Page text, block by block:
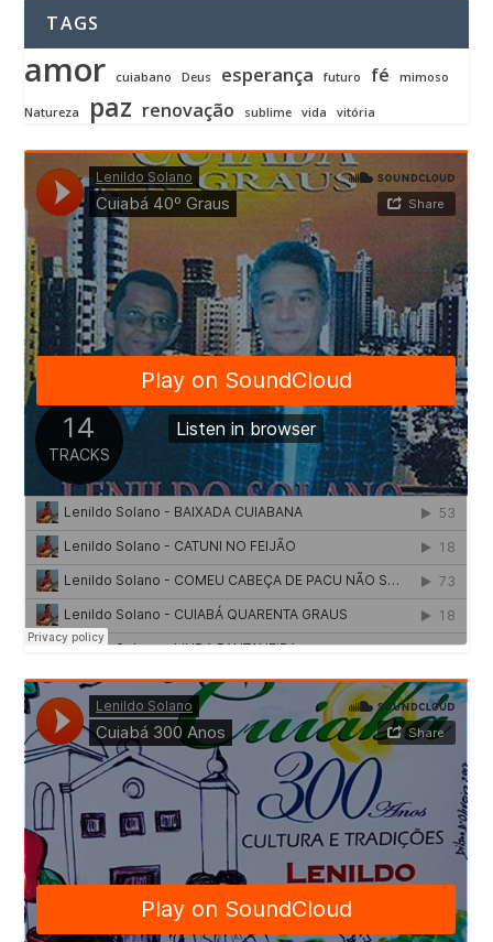
TAGS
amor cuiabano Deus esperança futuro fé mimoso
Natureza paz renovação sublime vida vitória